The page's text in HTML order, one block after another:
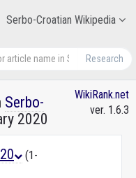
Serbo-Croatian Wikipedia
Research
Serbo-
2020
WikiRank.net
ver. 1.6.3
(1-